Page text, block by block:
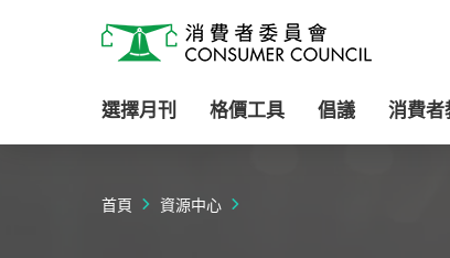
消費者委員會
選擇月刊 格價工具 倡議 消費者
首頁 資源中心